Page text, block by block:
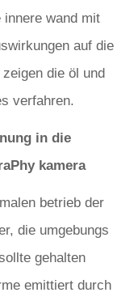
wand mit
auf die
die öl und
verfahren.
in die
Phy kamera
betrieb der
die umgebungs
gehalten
emittiert durch